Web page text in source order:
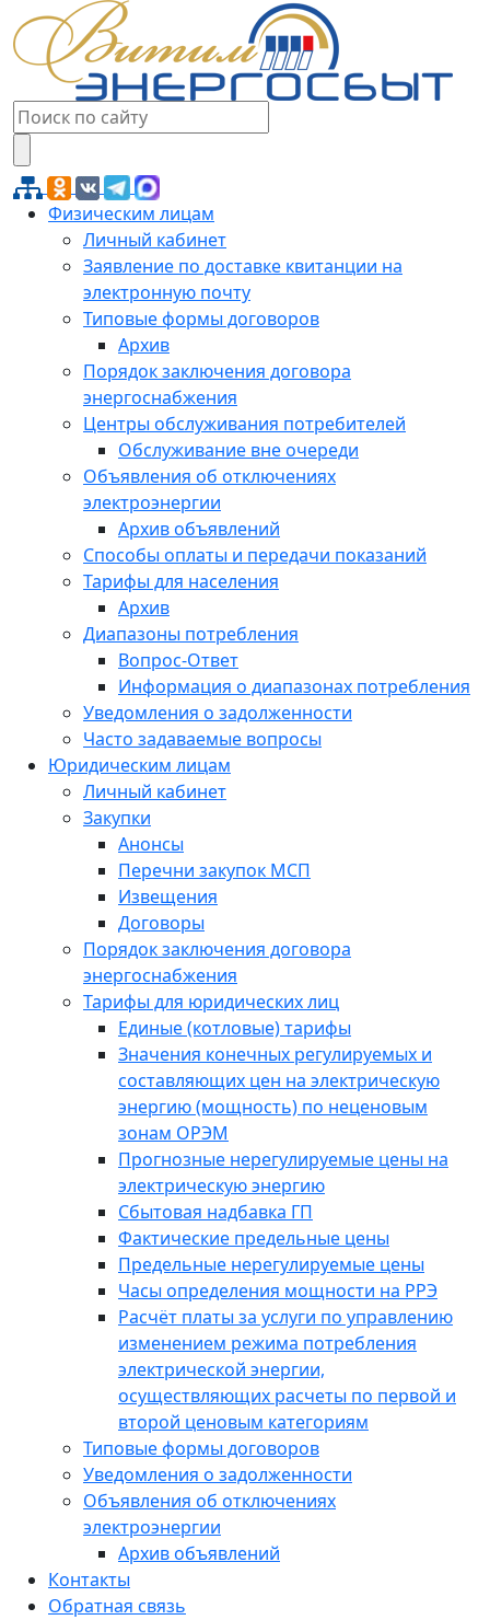
Физическим лицам
Личный кабинет
Заявление по доставке квитанции на
электронную почту
Типовые формы договоров
Архив
Порядок заключения договора
энергоснабжения
Центры обслуживания потребителей
Обслуживание вне очереди
Объявления об отключениях
электроэнергии
Архив объявлений
Способы оплаты и передачи показаний
Тарифы для населения
Архив
Диапазоны потребления
Вопрос-Ответ
Информация о диапазонах потребления
Уведомления о задолженности
Часто задаваемые вопросы
Юридическим лицам
Личный кабинет
Закупки
Анонсы
Перечни закупок МСП
Извещения
Договоры
Порядок заключения договора
энергоснабжения
Тарифы для юридических лиц
Единые (котловые) тарифы
Значения конечных регулируемых и
составляющих цен на электрическую
энергию (мощность) по неценовым
зонам ОРЭМ
Прогнозные нерегулируемые цены на
электрическую энергию
Сбытовая надбавка ГП
Фактические предельные цены
Предельные нерегулируемые цены
Часы определения мощности на РРЭ
Расчёт платы за услуги по управлению
изменением режима потребления
электрической энергии,
осуществляющих расчеты по первой и
второй ценовым категориям
Типовые формы договоров
Уведомления о задолженности
Объявления об отключениях
электроэнергии
Архив объявлений
Контакты
Обратная связь